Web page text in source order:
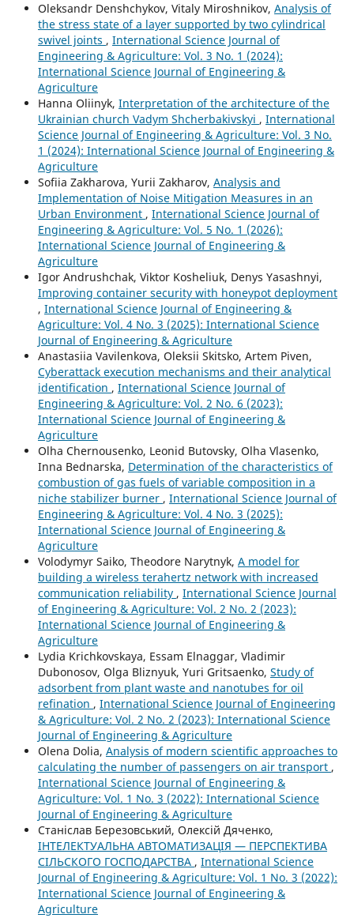
Oleksandr Denshchykov, Vitaly Miroshnikov, Analysis of
the stress state of a layer supported by two cylindrical
swivel joints , International Science Journal of
Engineering & Agriculture: Vol. 3 No. 1 (2024):
International Science Journal of Engineering &
Agriculture
Hanna Oliinyk, Interpretation of the architecture of the
Ukrainian church Vadym Shcherbakivskyi , International
Science Journal of Engineering & Agriculture: Vol. 3 No.
1 (2024): International Science Journal of Engineering &
Agriculture
Sofiia Zakharova, Yurii Zakharov, Analysis and
Implementation of Noise Mitigation Measures in an
Urban Environment , International Science Journal of
Engineering & Agriculture: Vol. 5 No. 1 (2026):
International Science Journal of Engineering &
Agriculture
Igor Andrushchak, Viktor Kosheliuk, Denys Yasashnyi,
Improving container security with honeypot deployment
, International Science Journal of Engineering &
Agriculture: Vol. 4 No. 3 (2025): International Science
Journal of Engineering & Agriculture
Anastasiia Vavilenkova, Oleksii Skitsko, Artem Piven,
Cyberattack execution mechanisms and their analytical
identification , International Science Journal of
Engineering & Agriculture: Vol. 2 No. 6 (2023):
International Science Journal of Engineering &
Agriculture
Olha Chernousenko, Leonid Butovsky, Olha Vlasenko,
Inna Bednarska, Determination of the characteristics of
combustion of gas fuels of variable composition in a
niche stabilizer burner , International Science Journal of
Engineering & Agriculture: Vol. 4 No. 3 (2025):
International Science Journal of Engineering &
Agriculture
Volodymyr Saiko, Theodore Narytnyk, A model for
building a wireless terahertz network with increased
communication reliability , International Science Journal
of Engineering & Agriculture: Vol. 2 No. 2 (2023):
International Science Journal of Engineering &
Agriculture
Lydia Krichkovskaya, Essam Elnaggar, Vladimir
Dubonosov, Olga Bliznyuk, Yuri Gritsaenko, Study of
adsorbent from plant waste and nanotubes for oil
refination , International Science Journal of Engineering
& Agriculture: Vol. 2 No. 2 (2023): International Science
Journal of Engineering & Agriculture
Olena Dolia, Analysis of modern scientific approaches to
calculating the number of passengers on air transport ,
International Science Journal of Engineering &
Agriculture: Vol. 1 No. 3 (2022): International Science
Journal of Engineering & Agriculture
Станіслав Березовський, Олексій Дяченко,
ІНТЕЛЕКТУАЛЬНА АВТОМАТИЗАЦІЯ — ПЕРСПЕКТИВА
СІЛЬСКОГО ГОСПОДАРСТВА , International Science
Journal of Engineering & Agriculture: Vol. 1 No. 3 (2022):
International Science Journal of Engineering &
Agriculture